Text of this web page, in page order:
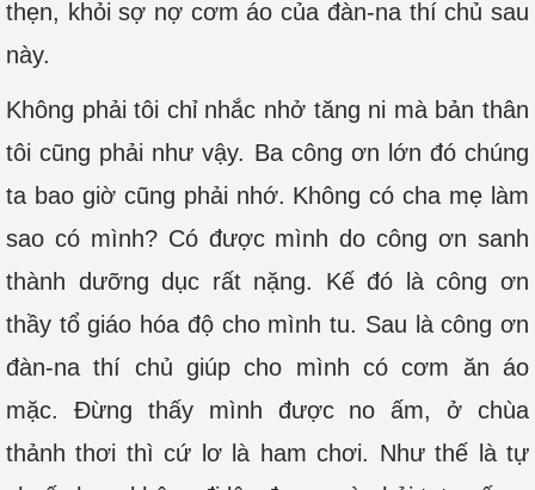
thẹn, khỏi sợ nợ cơm áo của đàn-na thí chủ sau
này.
Không phải tôi chỉ nhắc nhở tăng ni mà bản thân
tôi cũng phải như vậy. Ba công ơn lớn đó chúng
ta bao giờ cũng phải nhớ. Không có cha mẹ làm
sao có mình? Có được mình do công ơn sanh
thành dưỡng dục rất nặng. Kế đó là công ơn
thầy tổ giáo hóa độ cho mình tu. Sau là công ơn
đàn-na thí chủ giúp cho mình có cơm ăn áo
mặc. Đừng thấy mình được no ấm, ở chùa
thảnh thơi thì cứ lơ là ham chơi. Như thế là tự